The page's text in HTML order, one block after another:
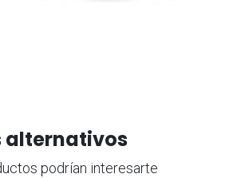
alternativos
podrían interesarte